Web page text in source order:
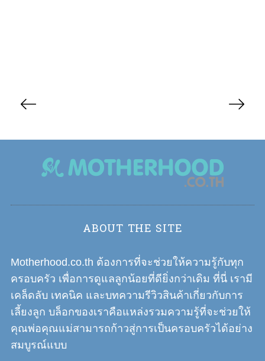
a
t
i
o
n
ABOUT THE SITE
Motherhood.co.th ต้องการที่จะช่วยให้ความรู้กับทุก
ครอบครัว เพื่อการดูแลลูกน้อยที่ดียิ่งกว่าเดิม ที่นี่ เรามี
เคล็ดลับ เทคนิค และบทความรีวิวสินค้าเกี่ยวกับการ
เลี้ยงลูก บล็อกของเราคือแหล่งรวมความรู้ที่จะช่วยให้
คุณพ่อคุณแม่สามารถก้าวสู่การเป็นครอบครัวได้อย่าง
สมบูรณ์แบบ